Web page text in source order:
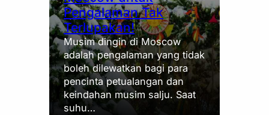
Pengalaman Tak
Terlupakan!
Musim dingin di Moscow
adalah pengalaman yang tidak
boleh dilewatkan bagi para
pencinta petualangan dan
keindahan musim salju. Saat
suhu…